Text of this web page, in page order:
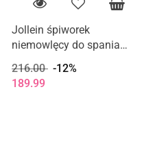
Jollein śpiworek
niemowlęcy do spania
rękawami TEDDY BEAR 90
cm
216.00 -12%
189.99